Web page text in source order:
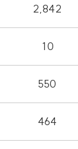
2,842
10
550
464